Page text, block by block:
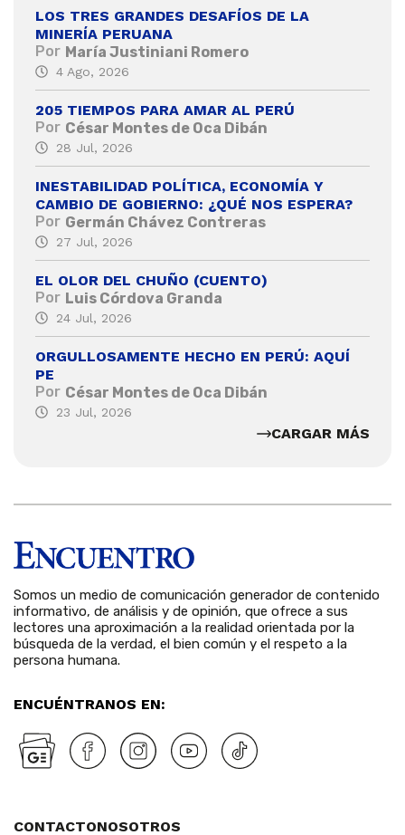
LOS TRES GRANDES DESAFÍOS DE LA
MINERÍA PERUANA
Por María Justiniani Romero
4 Ago, 2026
205 TIEMPOS PARA AMAR AL PERÚ
Por César Montes de Oca Dibán
28 Jul, 2026
INESTABILIDAD POLÍTICA, ECONOMÍA Y
CAMBIO DE GOBIERNO: ¿QUÉ NOS ESPERA?
Por Germán Chávez Contreras
27 Jul, 2026
EL OLOR DEL CHUÑO (CUENTO)
Por Luis Córdova Granda
24 Jul, 2026
ORGULLOSAMENTE HECHO EN PERÚ: AQUÍ
PE
Por César Montes de Oca Dibán
23 Jul, 2026
CARGAR MÁS
Somos un medio de comunicación generador de contenido
informativo, de análisis y de opinión, que ofrece a sus
lectores una aproximación a la realidad orientada por la
búsqueda de la verdad, el bien común y el respeto a la
persona humana.
ENCUÉNTRANOS EN:
CONTACTONOSOTROS